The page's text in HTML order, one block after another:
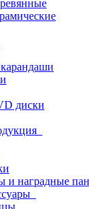
диски
и наградные